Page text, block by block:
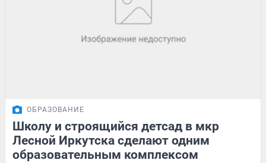
ОБРАЗОВАНИЕ
Школу и строящийся детсад в мкр
Лесной Иркутска сделают одним
образовательным комплексом